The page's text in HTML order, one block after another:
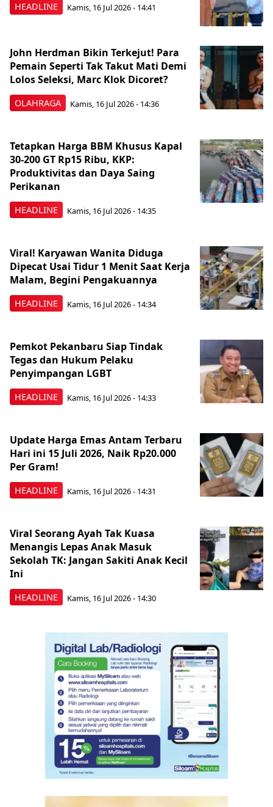
HEADLINE Kamis, 16 Jul 2026 - 14:41
OLAHRAGA
John Herdman Bikin Terkejut! Para
Pemain Seperti Tak Takut Mati Demi
Lolos Seleksi, Marc Klok Dicoret?
Kamis, 16 Jul 2026 - 14:36
HEADLINE
Tetapkan Harga BBM Khusus Kapal
30-200 GT Rp15 Ribu, KKP:
Produktivitas dan Daya Saing
Perikanan
Kamis, 16 Jul 2026 - 14:35
HEADLINE
Viral! Karyawan Wanita Diduga
Dipecat Usai Tidur 1 Menit Saat Kerja
Malam, Begini Pengakuannya
Kamis, 16 Jul 2026 - 14:34
HEADLINE
Pemkot Pekanbaru Siap Tindak
Tegas dan Hukum Pelaku
Penyimpangan LGBT
Kamis, 16 Jul 2026 - 14:33
HEADLINE
Update Harga Emas Antam Terbaru
Hari ini 15 Juli 2026, Naik Rp20.000
Per Gram!
Kamis, 16 Jul 2026 - 14:31
HEADLINE
Viral Seorang Ayah Tak Kuasa
Menangis Lepas Anak Masuk
Sekolah TK: Jangan Sakiti Anak Kecil
Ini
Kamis, 16 Jul 2026 - 14:30